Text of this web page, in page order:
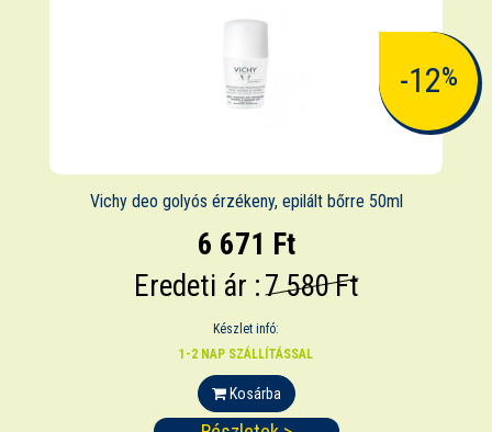
-12%
Vichy deo golyós érzékeny, epilált bőrre 50ml
6 671 Ft
Eredeti ár :7 580 Ft
Készlet infó:
1-2 NAP SZÁLLÍTÁSSAL
Kosárba